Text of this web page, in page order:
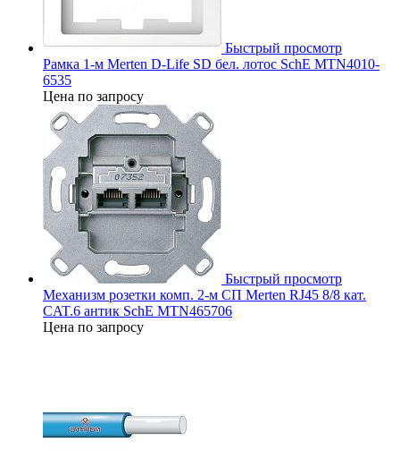
Быстрый просмотр
Рамка 1-м Merten D-Life SD бел. лотос SchE MTN4010-
6535
Цена по запросу
Быстрый просмотр
Механизм розетки комп. 2-м СП Merten RJ45 8/8 кат.
CAT.6 антик SchE MTN465706
Цена по запросу